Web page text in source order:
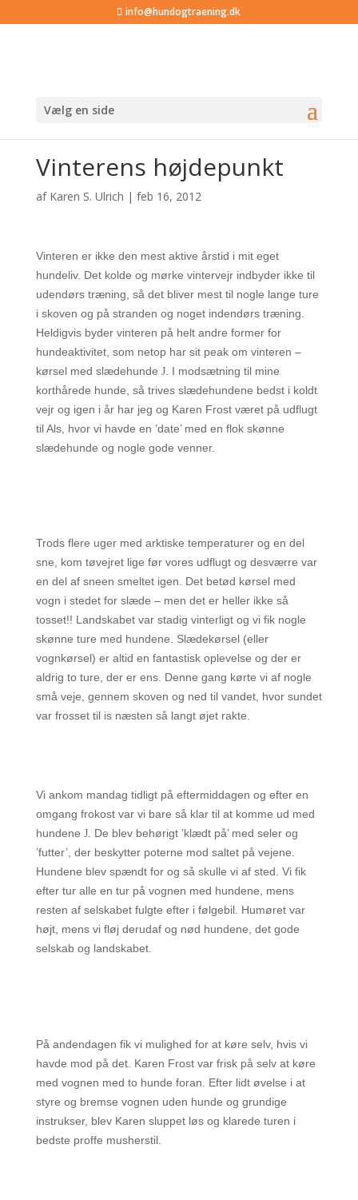
info@hundogtraening.dk
Vælg en side
Vinterens højdepunkt
af Karen S. Ulrich | feb 16, 2012
Vinteren er ikke den mest aktive årstid i mit eget
hundeliv. Det kolde og mørke vintervejr indbyder ikke til
udendørs træning, så det bliver mest til nogle lange ture
i skoven og på stranden og noget indendørs træning.
Heldigvis byder vinteren på helt andre former for
hundeaktivitet, som netop har sit peak om vinteren –
kørsel med slædehunde J. I modsætning til mine
korthårede hunde, så trives slædehundene bedst i koldt
vejr og igen i år har jeg og Karen Frost været på udflugt
til Als, hvor vi havde en ’date’ med en flok skønne
slædehunde og nogle gode venner.
Trods flere uger med arktiske temperaturer og en del
sne, kom tøvejret lige før vores udflugt og desværre var
en del af sneen smeltet igen. Det betød kørsel med
vogn i stedet for slæde – men det er heller ikke så
tosset!! Landskabet var stadig vinterligt og vi fik nogle
skønne ture med hundene. Slædekørsel (eller
vognkørsel) er altid en fantastisk oplevelse og der er
aldrig to ture, der er ens. Denne gang kørte vi af nogle
små veje, gennem skoven og ned til vandet, hvor sundet
var frosset til is næsten så langt øjet rakte.
Vi ankom mandag tidligt på eftermiddagen og efter en
omgang frokost var vi bare så klar til at komme ud med
hundene J. De blev behørigt ’klædt på’ med seler og
’futter’, der beskytter poterne mod saltet på vejene.
Hundene blev spændt for og så skulle vi af sted. Vi fik
efter tur alle en tur på vognen med hundene, mens
resten af selskabet fulgte efter i følgebil. Humøret var
højt, mens vi fløj derudaf og nød hundene, det gode
selskab og landskabet.
På andendagen fik vi mulighed for at køre selv, hvis vi
havde mod på det. Karen Frost var frisk på selv at køre
med vognen med to hunde foran. Efter lidt øvelse i at
styre og bremse vognen uden hunde og grundige
instrukser, blev Karen sluppet løs og klarede turen i
bedste proffe musherstil.